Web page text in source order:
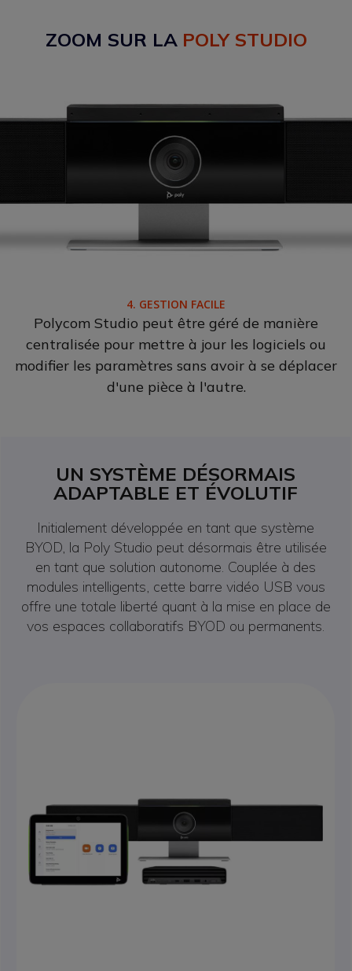
ZOOM SUR LA POLY STUDIO
4. GESTION FACILE
Polycom Studio peut être géré de manière
centralisée pour mettre à jour les logiciels ou
modifier les paramètres sans avoir à se déplacer
d'une pièce à l'autre.
UN SYSTÈME DÉSORMAIS
ADAPTABLE ET ÉVOLUTIF
Initialement développée en tant que système
BYOD, la Poly Studio peut désormais être utilisée
en tant que solution autonome. Couplée à des
modules intelligents, cette barre vidéo USB vous
offre une totale liberté quant à la mise en place de
vos espaces collaboratifs BYOD ou permanents.